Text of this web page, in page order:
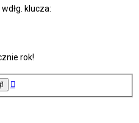
klucza:
rok!
SzukajWyszukiwanie